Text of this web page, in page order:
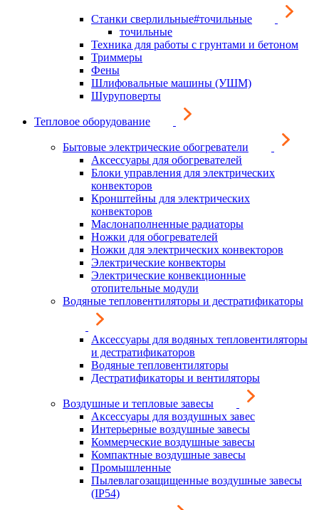
Станки сверлильные#точильные
точильные
Техника для работы с грунтами и бетоном
Триммеры
Фены
Шлифовальные машины (УШМ)
Шуруповерты
Тепловое оборудование
Бытовые электрические обогреватели
Аксессуары для обогревателей
Блоки управления для электрических
конвекторов
Кронштейны для электрических
конвекторов
Маслонаполненные радиаторы
Ножки для обогревателей
Ножки для электрических конвекторов
Электрические конвекторы
Электрические конвекционные
отопительные модули
Водяные тепловентиляторы и дестратификаторы
Аксессуары для водяных тепловентиляторы
и дестратификаторов
Водяные тепловентиляторы
Дестратификаторы и вентиляторы
Воздушные и тепловые завесы
Аксессуары для воздушных завес
Интерьерные воздушные завесы
Коммерческие воздушные завесы
Компактные воздушные завесы
Промышленные
Пылевлагозащищенные воздушные завесы
(IP54)